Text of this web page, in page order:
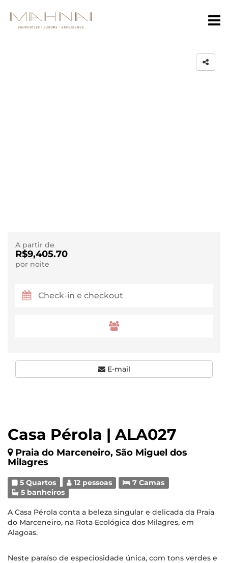
Casa Pérola | ALA027
Praia do Marceneiro, São Miguel dos
Milagres
5 Quartos 12 pessoas
7 Camas
5 banheiros
A Casa Pérola conta a beleza singular e delicada da Praia
do Marceneiro, na Rota Ecológica dos Milagres, em
Alagoas.
Neste paraíso de especiosidade única, com tons verdes e
A partir de
R$9,405.70
por noite
E-mail